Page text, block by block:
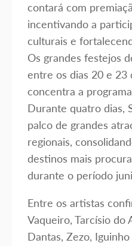
contará com
incentivando a
culturais e
Os grandes festejos
entre os dias 20 e 23
concentra a
Durante quatro dias,
palco de grandes
regionais,
destinos mais
durante o período
Entre os artistas
Vaqueiro, Tarcísio do
Dantas, Zezo,